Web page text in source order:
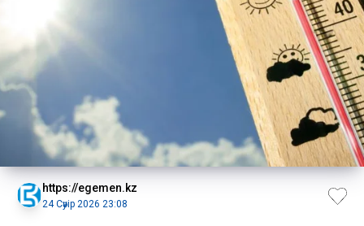
https://egemen.kz
24 Сәуір 2026 23:08